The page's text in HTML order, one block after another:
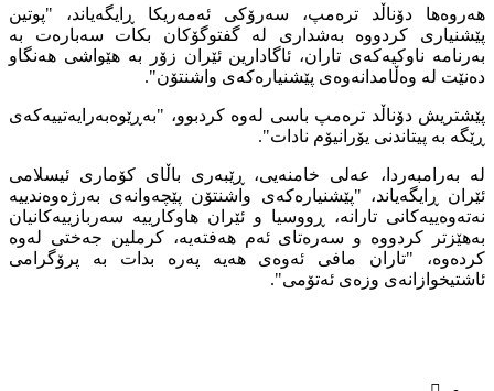
هەروەها دۆناڵد ترەمپ، سەرۆکی ئەمەریکا ڕایگەیاند، "پوتین
پێشنیاری کردووە بەشداری لە گفتوگۆکان بکات سەبارەت بە
بەرنامە ناوکیەکەی تاران، ئاگادارین ئێران زۆر بە هێواشی هەنگاو
دەنێت لە وەڵامدانەوەی پێشنیارەکەی واشنتۆن".
پێشتریش دۆناڵد ترەمپ باسی لەوە کردبوو، "بەڕێوەبەرایەتییەکەی
ڕێگە بە پیتاندنی یۆرانیۆم نادات".
لە بەرامبەردا، عەلی خامنەیی، ڕێبەری باڵای کۆماری ئیسلامی
ئێران ڕایگەیاند، "پێشنیارەکەی واشنتۆن پێچەوانەی بەرژەوەندییە
نەتەوەییەکانی تارانە، ڕووسیا و ئێران هاوکارییە سەربازییەکانیان
بەهێزتر کردووە و سەرەتای ئەم هەفتەیە، کرملین جەختی لەوە
کردەوە، "تاران مافی ئەوەی هەیە پەرە بدات بە پرۆگرامی
ئاشتیخوازانەی وزەی ئەتۆمی".